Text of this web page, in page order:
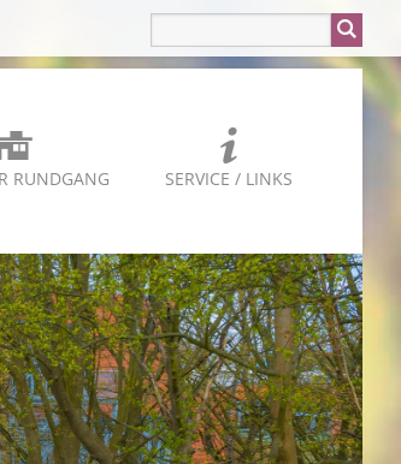
RUNDGANG SERVICE / LINKS